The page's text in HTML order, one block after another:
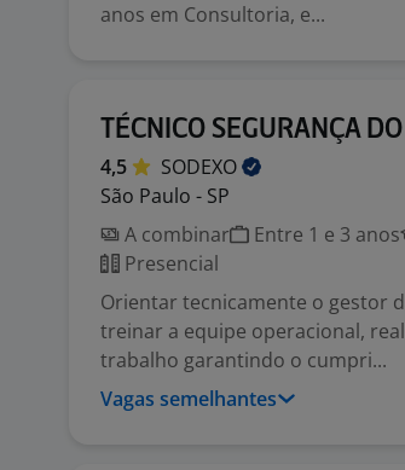
anos em Consultoria, e...
TÉCNICO SEGURANÇA
4,5
SODEXO
São Paulo - SP
A combinar
Entre 1 e 3 anos
Presencial
Orientar tecnicamente o gestor
treinar a equipe operacional,
trabalho garantindo o cumpri...
Vagas semelhantes